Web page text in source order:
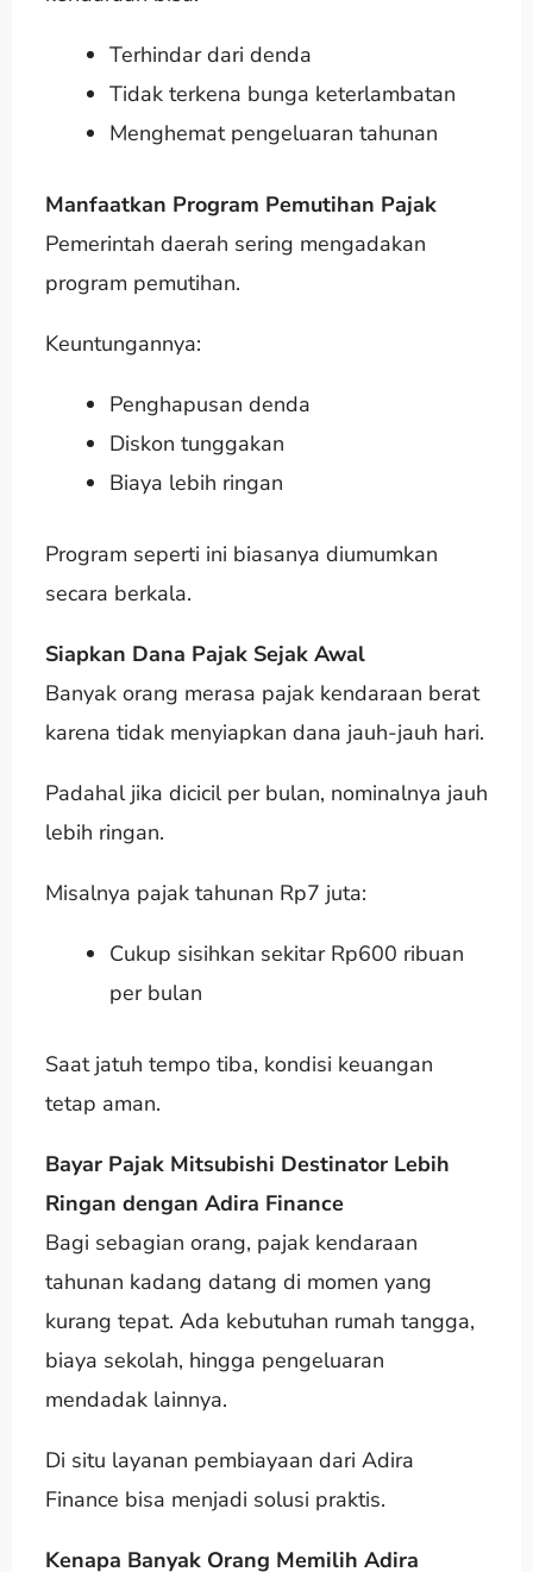
Terhindar dari denda
Tidak terkena bunga keterlambatan
Menghemat pengeluaran tahunan
Manfaatkan Program Pemutihan Pajak
Pemerintah daerah sering mengadakan
program pemutihan.
Keuntungannya:
Penghapusan denda
Diskon tunggakan
Biaya lebih ringan
Program seperti ini biasanya diumumkan
secara berkala.
Siapkan Dana Pajak Sejak Awal
Banyak orang merasa pajak kendaraan berat
karena tidak menyiapkan dana jauh-jauh hari.
Padahal jika dicicil per bulan, nominalnya jauh
lebih ringan.
Misalnya pajak tahunan Rp7 juta:
Cukup sisihkan sekitar Rp600 ribuan
per bulan
Saat jatuh tempo tiba, kondisi keuangan
tetap aman.
Bayar Pajak Mitsubishi Destinator Lebih
Ringan dengan Adira Finance
Bagi sebagian orang, pajak kendaraan
tahunan kadang datang di momen yang
kurang tepat. Ada kebutuhan rumah tangga,
biaya sekolah, hingga pengeluaran
mendadak lainnya.
Di situ layanan pembiayaan dari Adira
Finance bisa menjadi solusi praktis.
Kenapa Banyak Orang Memilih Adira